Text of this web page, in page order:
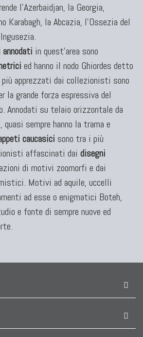
Antichi: Kazak
Antichi: Karabagh
Antichi : Shirvan
l'Azerbaidjan, la Georgia,
Karabagh, la Abcazia, l'Ossezia del
in quest'area sono
ed hanno il nodo Ghiordes detto
apprezzati dai collezionisti sono
la grande forza espressiva del
Annodati su telaio orizzontale da
quasi sempre hanno la trama e
caucasici sono tra i più
affascinati dai disegni
di motivi zoomorfi e dai
Motivi ad aquile, uccelli
ad esse o enigmatici Boteh,
e fonte di sempre nuove ed